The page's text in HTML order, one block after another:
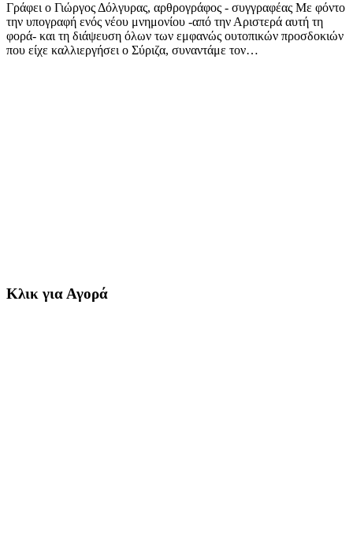
Γράφει ο Γιώργος Δόλγυρας, αρθρογράφος - συγγραφέας Με φόντο
την υπογραφή ενός νέου μνημονίου -από την Αριστερά αυτή τη
φορά- και τη διάψευση όλων των εμφανώς ουτοπικών προσδοκιών
που είχε καλλιεργήσει ο Σύριζα, συναντάμε τον…
Κλικ για Αγορά